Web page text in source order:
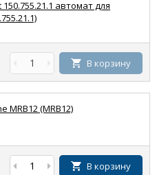
автомат для
В корзину
MRB12 (MRB12)
В корзину